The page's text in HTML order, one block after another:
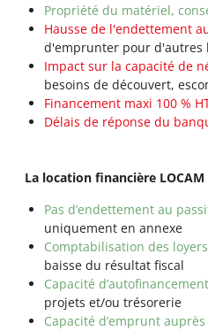
Propriété du matériel,
Hausse de l'endettement
d'emprunter pour d'autres
Impact sur la capacité de
besoins de découvert,
Financement maxi 100 %
Délais de réponse du
La location financière
Pas d’endettement au
uniquement en annexe
Comptabilisation des
baisse du résultat fiscal
Capacité
projets et/ou trésorerie
Capacité d’emprunt